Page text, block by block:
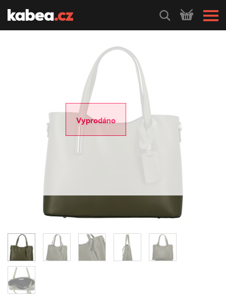
HLEDEJ
Vyprodáno